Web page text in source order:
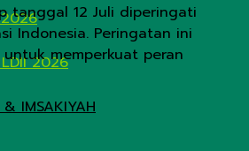
2026
IMSAKIYAH
tanggal 12 Juli diperingati
Indonesia. Peringatan ini
memperkuat peran